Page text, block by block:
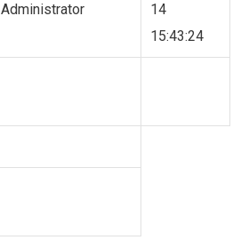
Administrator
14
15:43:24